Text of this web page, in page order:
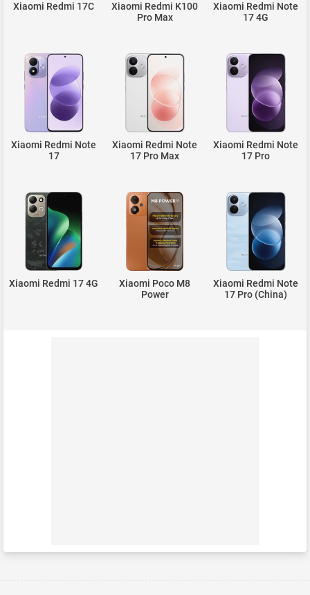
Xiaomi Redmi 17C
Xiaomi Redmi K100
Pro Max
Xiaomi Redmi Note
17 4G
Xiaomi Redmi Note
17
Xiaomi Redmi Note
17 Pro Max
Xiaomi Redmi Note
17 Pro
Xiaomi Redmi 17 4G
Xiaomi Poco M8
Power
Xiaomi Redmi Note
17 Pro (China)